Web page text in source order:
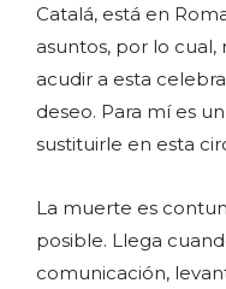
Catalá, está en
asuntos, por lo cual,
acudir a esta
deseo. Para mí es
sustituirle en esta
La muerte es
posible. Llega
comunicación,